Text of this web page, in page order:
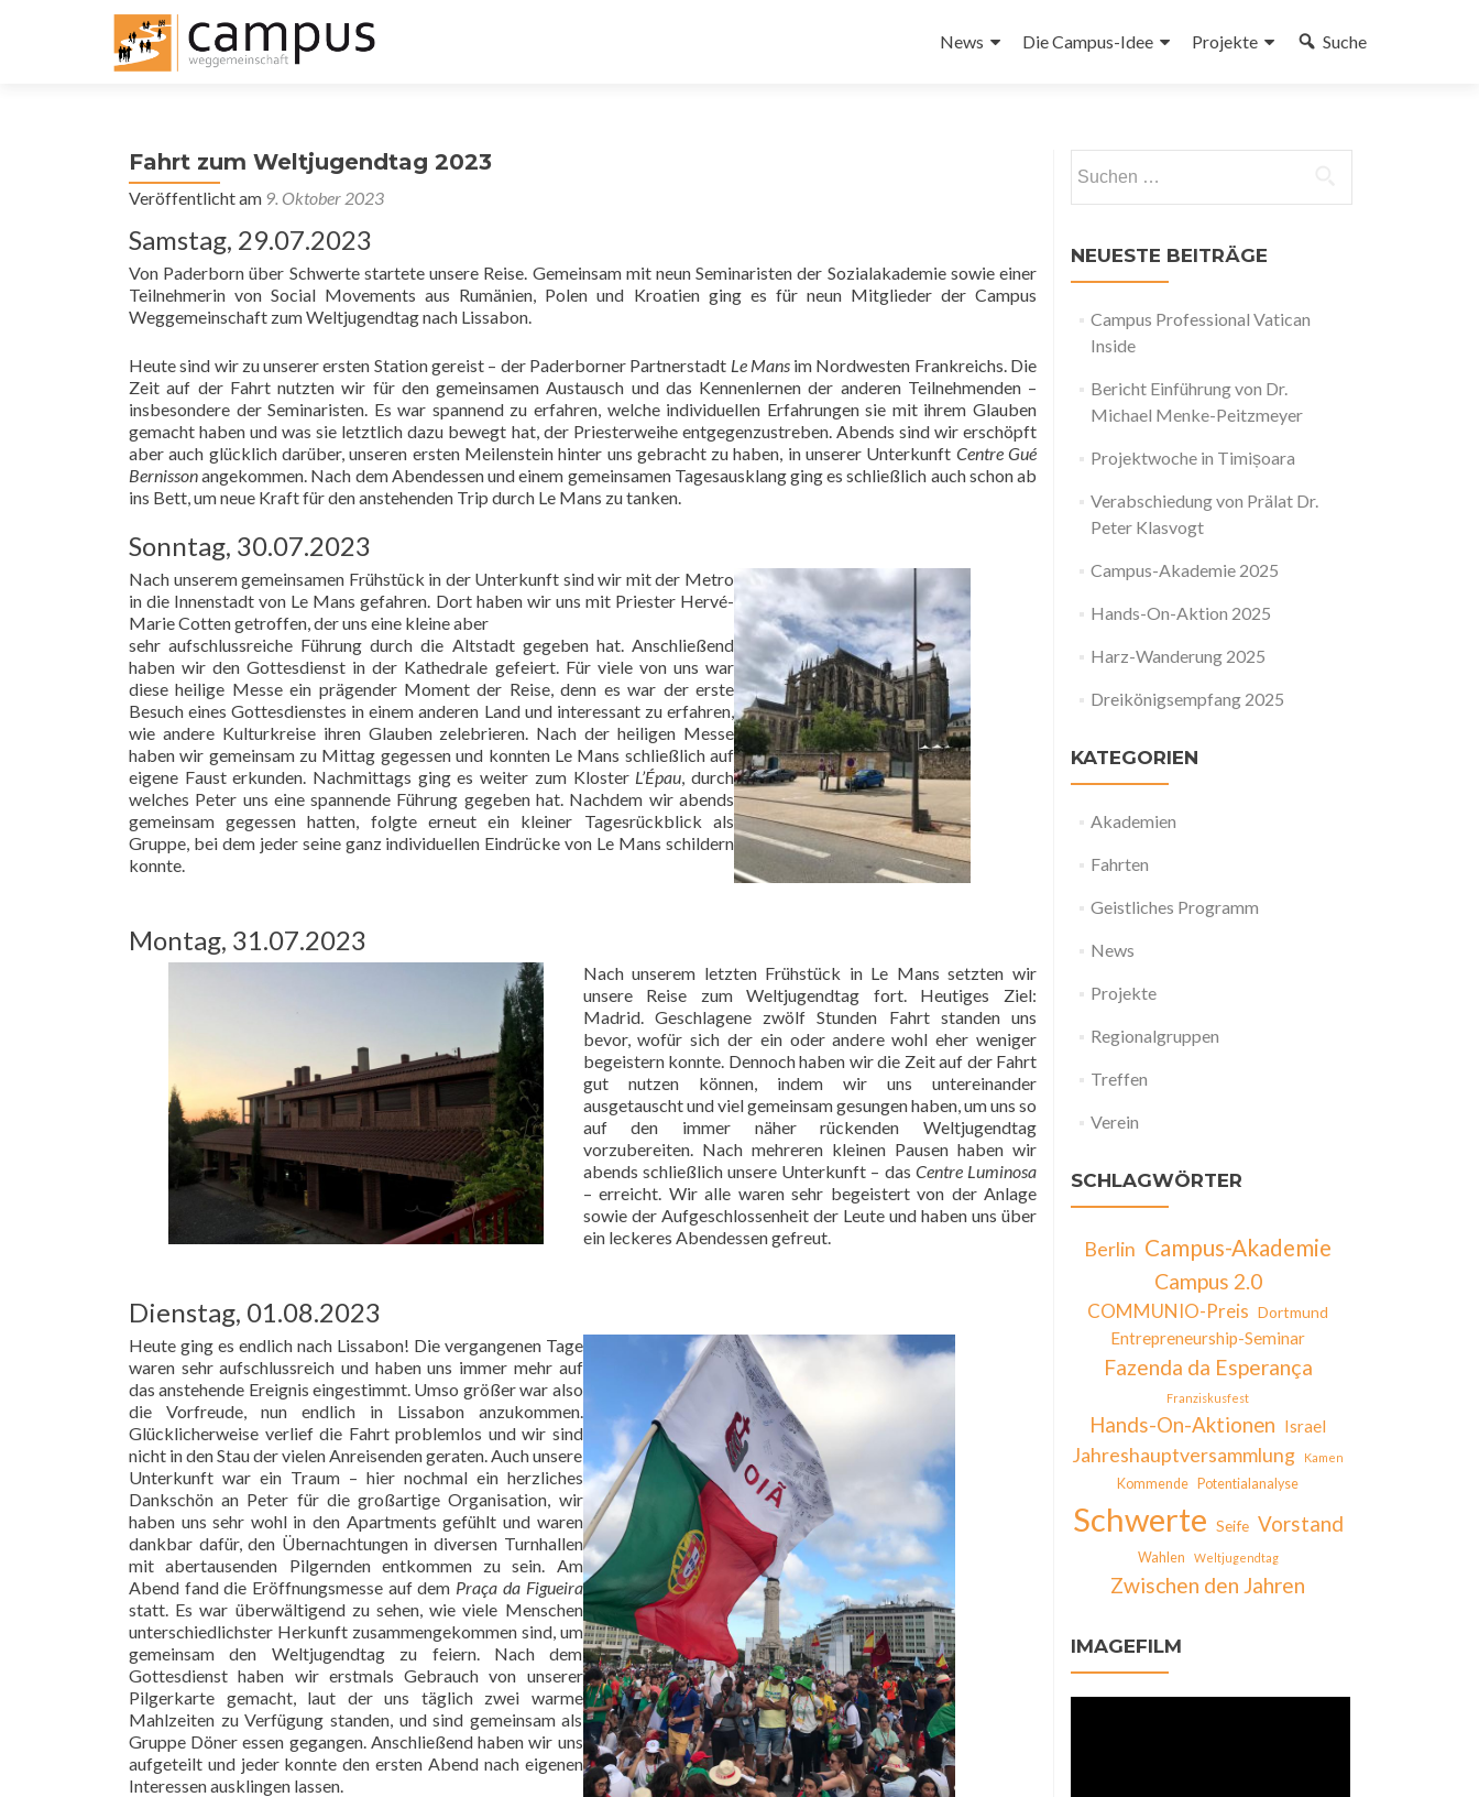
Inhalt
News Die Campus-Idee Projekte Suche
Fahrt zum Weltjugendtag 2023
Veröffentlicht am 9. Oktober 2023
Samstag, 29.07.2023
Von Paderborn über Schwerte startete unsere Reise. Gemeinsam mit neun Seminaristen der Sozialakademie sowie einer
Teilnehmerin von Social Movements aus Rumänien, Polen und Kroatien ging es für neun Mitglieder der Campus
Weggemeinschaft zum Weltjugendtag nach Lissabon.
Heute sind wir zu unserer ersten Station gereist – der Paderborner Partnerstadt Le Mans im Nordwesten Frankreichs. Die
Zeit auf der Fahrt nutzten wir für den gemeinsamen Austausch und das Kennenlernen der anderen Teilnehmenden –
insbesondere der Seminaristen. Es war spannend zu erfahren, welche individuellen Erfahrungen sie mit ihrem Glauben
gemacht haben und was sie letztlich dazu bewegt hat, der Priesterweihe entgegenzustreben. Abends sind wir erschöpft
aber auch glücklich darüber, unseren ersten Meilenstein hinter uns gebracht zu haben, in unserer Unterkunft Centre Gué
Bernissonangekommen. Nach dem Abendessen und einem gemeinsamen Tagesausklang ging es schließlich auch schon ab
ins Bett, um neue Kraft für den anstehenden Trip durch Le Mans zu tanken.
Sonntag, 30.07.2023
Nach unserem gemeinsamen Frühstück in der Unterkunft sind wir mit der Metro
in die Innenstadt von Le Mans gefahren. Dort haben wir uns mit Priester Hervé-
Marie Cotten getroffen, der uns eine kleine aber
sehr aufschlussreiche Führung durch die Altstadt gegeben hat. Anschließend
haben wir den Gottesdienst in der Kathedrale gefeiert. Für viele von uns war
diese heilige Messe ein prägender Moment der Reise, denn es war der erste
Besuch eines Gottesdienstes in einem anderen Land und interessant zu erfahren,
wie andere Kulturkreise ihren Glauben zelebrieren. Nach der heiligen Messe
haben wir gemeinsam zu Mittag gegessen und konnten Le Mans schließlich auf
eigene Faust erkunden. Nachmittags ging es weiter zum Kloster L’Épau, durch
welches Peter uns eine spannende Führung gegeben hat. Nachdem wir abends
gemeinsam gegessen hatten, folgte erneut ein kleiner Tagesrückblick als
Gruppe, bei dem jeder seine ganz individuellen Eindrücke von Le Mans schildern
konnte.
Montag, 31.07.2023
Nach unserem letzten Frühstück in Le Mans setzten wir
unsere Reise zum Weltjugendtag fort. Heutiges Ziel:
Madrid. Geschlagene zwölf Stunden Fahrt standen uns
bevor, wofür sich der ein oder andere wohl eher weniger
begeistern konnte. Dennoch haben wir die Zeit auf der Fahrt
gut nutzen können, indem wir uns untereinander
ausgetauscht und viel gemeinsam gesungen haben, um uns so
auf den immer näher rückenden Weltjugendtag
vorzubereiten. Nach mehreren kleinen Pausen haben wir
abends schließlich unsere Unterkunft – das Centre Luminosa
– erreicht. Wir alle waren sehr begeistert von der Anlage
sowie der Aufgeschlossenheit der Leute und haben uns über
ein leckeres Abendessen gefreut.
Dienstag, 01.08.2023
Heute ging es endlich nach Lissabon! Die vergangenen Tage
waren sehr aufschlussreich und haben uns immer mehr auf
das anstehende Ereignis eingestimmt. Umso größer war also
die Vorfreude, nun endlich in Lissabon anzukommen.
Glücklicherweise verlief die Fahrt problemlos und wir sind
nicht in den Stau der vielen Anreisenden geraten. Auch unsere
Unterkunft war ein Traum – hier nochmal ein herzliches
Dankschön an Peter für die großartige Organisation, wir
haben uns sehr wohl in den Apartments gefühlt und waren
dankbar dafür, den Übernachtungen in diversen Turnhallen
mit abertausenden Pilgernden entkommen zu sein. Am
Abend fand die Eröffnungsmesse auf dem Praça da Figueira
statt. Es war überwältigend zu sehen, wie viele Menschen
unterschiedlichster Herkunft zusammengekommen sind, um
gemeinsam den Weltjugendtag zu feiern. Nach dem
Gottesdienst haben wir erstmals Gebrauch von unserer
Pilgerkarte gemacht, laut der uns täglich zwei warme
Mahlzeiten zu Verfügung standen, und sind gemeinsam als
Gruppe Döner essen gegangen. Anschließend haben wir uns
aufgeteilt und jeder konnte den ersten Abend nach eigenen
Interessen ausklingen lassen.
nach:
NEUESTE BEITRÄGE
Campus Professional Vatican
Inside
Bericht Einführung von Dr.
Michael Menke-Peitzmeyer
Projektwoche in Timișoara
Verabschiedung von Prälat Dr.
Peter Klasvogt
Campus-Akademie 2025
Hands-On-Aktion 2025
Harz-Wanderung 2025
Dreikönigsempfang 2025
KATEGORIEN
Akademien
Fahrten
Geistliches Programm
News
Projekte
Regionalgruppen
Treffen
Verein
SCHLAGWÖRTER
Berlin Campus-Akademie
Campus 2.0
COMMUNIO-Preis Dortmund
Entrepreneurship-Seminar
Fazenda da Esperança
Franziskusfest
Hands-On-Aktionen Israel
Jahreshauptversammlung Kamen
Kommende Potentialanalyse
Schwerte Seife Vorstand
Wahlen Weltjugendtag
Zwischen den Jahren
IMAGEFILM